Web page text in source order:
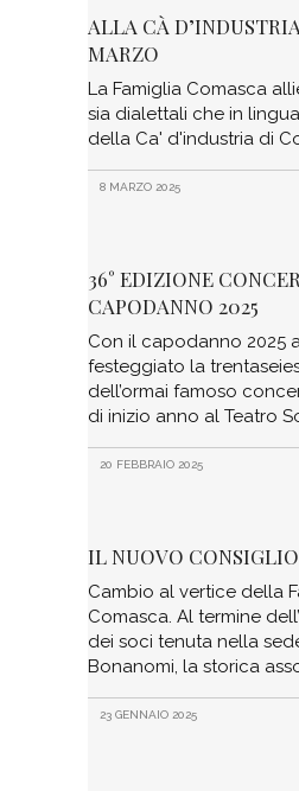
ALLA CÀ
MARZO
La Famiglia Comasca
sia dialettali che in
della Ca' d'industria di
8 MARZO 2025
36° EDIZIONE
CAPODANNO 2025
Con il capodanno 2025
festeggiato la
dell’ormai famoso
di inizio anno al Teatro
20 FEBBRAIO 2025
IL NUOVO CONSIGLIO
Cambio al vertice della
Comasca. Al termine
dei soci tenuta nella
Bonanomi, la storica
23 GENNAIO 2025